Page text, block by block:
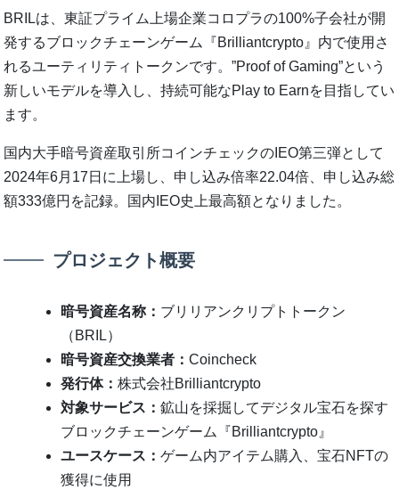
BRILは、東証プライム上場企業コロプラの100%子会社が開
発するブロックチェーンゲーム『Brilliantcrypto』内で使用さ
れるユーティリティトークンです。”Proof of Gaming”という
新しいモデルを導入し、持続可能なPlay to Earnを目指してい
ます。
国内大手暗号資産取引所コインチェックのIEO第三弾として
2024年6月17日に上場し、申し込み倍率22.04倍、申し込み総
額333億円を記録。国内IEO史上最高額となりました。
プロジェクト概要
暗号資産名称： ブリリアンクリプトトークン
（BRIL）
暗号資産交換業者：Coincheck
発行体：株式会社Brilliantcrypto
対象サービス：鉱山を採掘してデジタル宝石を探す
ブロックチェーンゲーム『Brilliantcrypto』
ユースケース：ゲーム内アイテム購入、宝石NFTの
獲得に使用